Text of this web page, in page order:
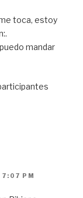
toca, estoy
mandar
7:07 PM